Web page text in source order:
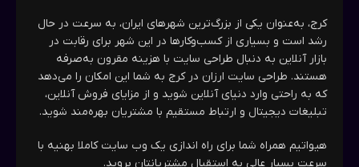
کرج، به‌عنوان یکی از بزرگ‌ترین شهرهای ایران، به سرعت در حال
رشد است و بسیاری از کسب‌وکارها در این شهر برای رقابت در
بازار آنلاین به دنبال طراحی سایت با هزینه مقرون به‌صرفه
هستند. طراحی سایت ارزان در کرج به شما این امکان را می‌دهد
که به راحتی وارد دنیای آنلاین شوید و از مزایای فروش آنلاین،
تبلیغات دیجیتال و ارتباط مستقیم با مشتریان بهره‌مند شوید.
هیواتیم همراه شما برای راه اندازی یک وب سایت کاملا بهنیه با
سرعت بسیار عالی به استقبال مشتریانتان بروید.